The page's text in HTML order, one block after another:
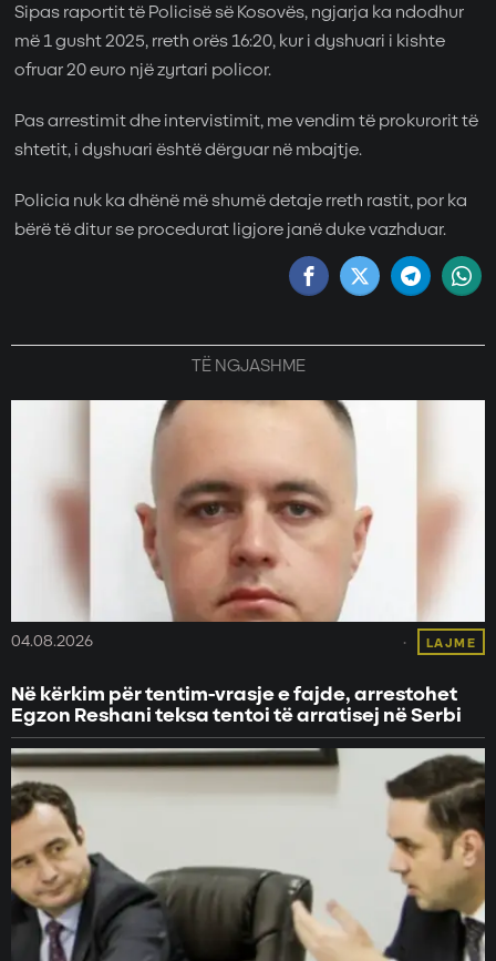
Sipas raportit të Policisë së Kosovës, ngjarja ka ndodhur
më 1 gusht 2025, rreth orës 16:20, kur i dyshuari i kishte
ofruar 20 euro një zyrtari policor.
Pas arrestimit dhe intervistimit, me vendim të prokurorit të
shtetit, i dyshuari është dërguar në mbajtje.
Policia nuk ka dhënë më shumë detaje rreth rastit, por ka
bërë të ditur se procedurat ligjore janë duke vazhduar.
TË NGJASHME
04.08.2026 LAJME
Në kërkim për tentim-vrasje e fajde, arrestohet
Egzon Reshani teksa tentoi të arratisej në Serbi